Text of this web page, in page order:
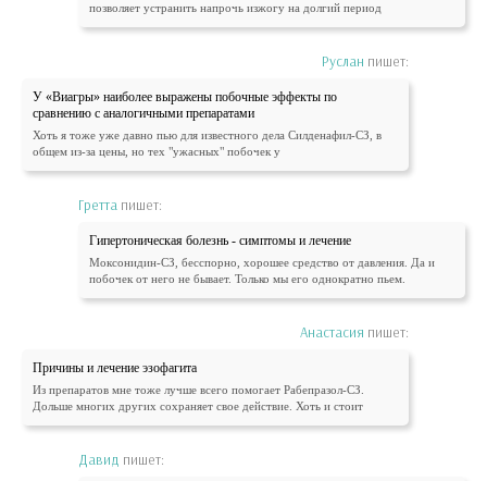
позволяет устранить напрочь изжогу на долгий период
Руслан пишет:
У «Виагры» наиболее выражены побочные эффекты по
сравнению с аналогичными препаратами
Хоть я тоже уже давно пью для известного дела Силденафил-СЗ, в
общем из-за цены, но тех "ужасных" побочек у
Гретта пишет:
Гипертоническая болезнь - симптомы и лечение
Моксонидин-СЗ, бесспорно, хорошее средство от давления. Да и
побочек от него не бывает. Только мы его однократно пьем.
Анастасия пишет:
Причины и лечение эзофагита
Из препаратов мне тоже лучше всего помогает Рабепразол-СЗ.
Дольше многих других сохраняет свое действие. Хоть и стоит
Давид пишет: